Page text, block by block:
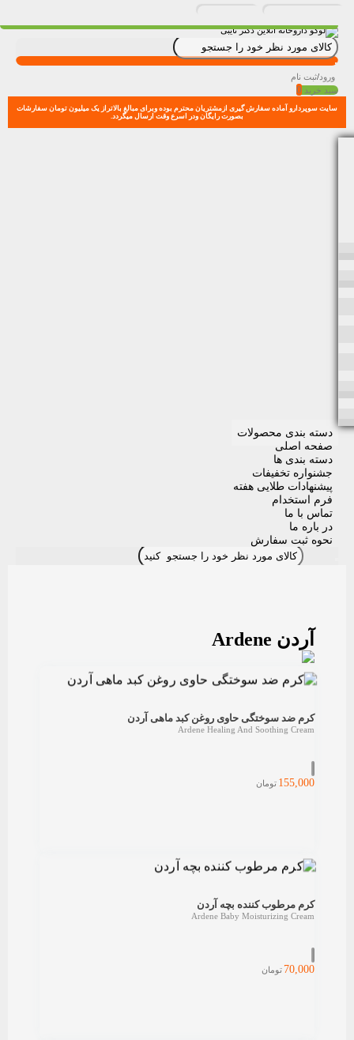
ورود/ثبت نام
سبد خرید 0
سایت سوپردارو آماده سفارش گیری ازمشتریان محترم بوده وبرای مبالغ بالاتراز یک میلیون تومان سفارشات
بصورت رایگان ودر اسرع وقت ارسال میگردد.
دسته بندی محصولات
صفحه اصلی
دسته بندی ها
جشنواره تخفیفات
پیشنهادات طلایی هفته
فرم استخدام
تماس با ما
در باره ما
نحوه ثبت سفارش
آردن Ardene
کرم ضد سوختگی حاوی روغن کبد ماهی آردن
Ardene Healing And Soothing Cream
155,000 تومان
کرم مرطوب کننده بچه آردن
Ardene Baby Moisturizing Cream
70,000 تومان